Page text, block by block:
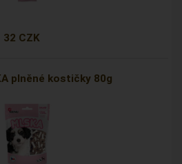
32 CZK
plněné kostičky 80g